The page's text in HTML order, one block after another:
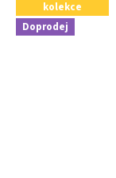
kolekce
Doprodej